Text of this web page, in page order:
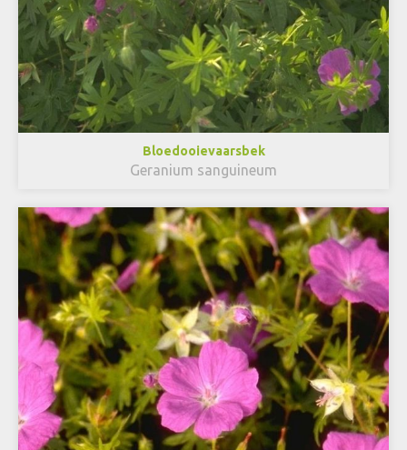
Bloedooievaarsbek
Geranium sanguineum